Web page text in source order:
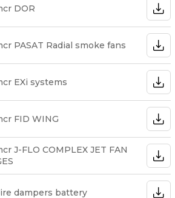
DOR
PASAT Radial smoke fans
EXi systems
FID WING
J-FLO COMPLEX JET FAN
dampers battery